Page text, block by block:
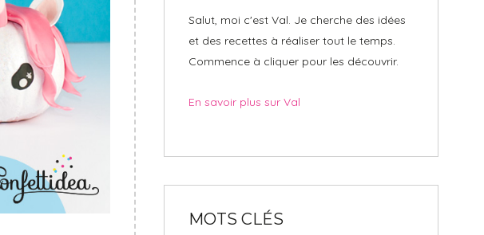
Salut, moi c'est Val. Je cherche des idées
et des recettes à réaliser tout le temps.
Commence à cliquer pour les découvrir.
En savoir plus sur Val
MOTS CLÉS